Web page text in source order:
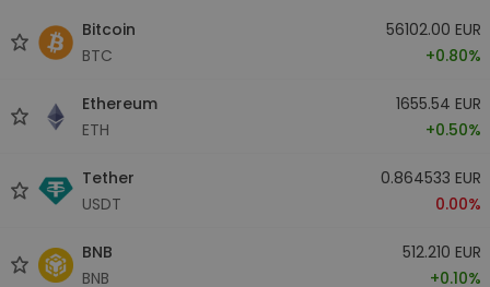
Bitcoin
BTC
56102.00 EUR
+0.80%
Ethereum
ETH
1655.54 EUR
+0.50%
Tether
USDT
0.864533 EUR
0.00%
BNB
BNB
512.210 EUR
+0.10%